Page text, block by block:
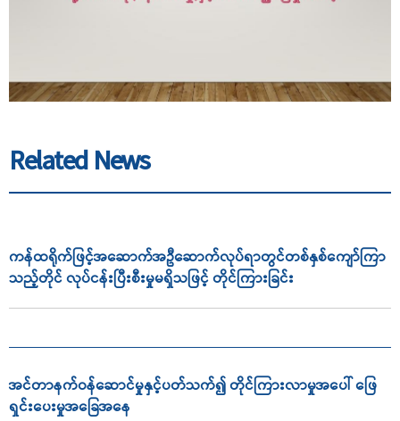
Related News
ကန်ထရိုက်ဖြင့်အဆောက်အဦဆောက်လုပ်ရာတွင်တစ်နှစ်ကျော်ကြာ
သည့်တိုင် လုပ်ငန်းပြီးစီးမှုမရှိသဖြင့် တိုင်ကြားခြင်း
အင်တာနက်ဝန်ဆောင်မှုနှင့်ပတ်သက်၍ တိုင်ကြားလာမှုအပေါ် ဖြေ
ရှင်းပေးမှုအခြေအနေ